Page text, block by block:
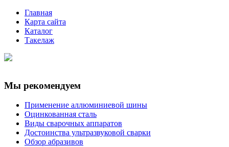
Главная
Карта сайта
Каталог
Такелаж
Мы рекомендуем
Применение аллюминиевой шины
Оцинкованная сталь
Виды сварочных аппаратов
Достоинства ультразвуковой сварки
Обзор абразивов